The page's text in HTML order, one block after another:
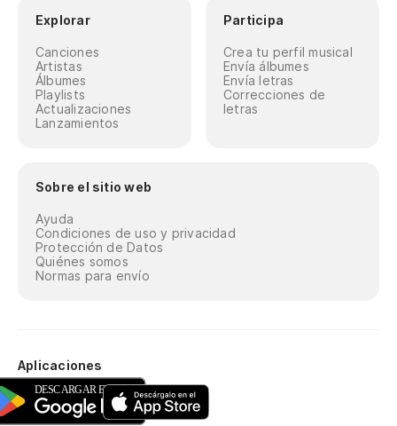
Explorar
Canciones
Artistas
Álbumes
Playlists
Actualizaciones
Lanzamientos
Participa
Crea tu perfil musical
Envía álbumes
Envía letras
Correcciones de
letras
Sobre el sitio web
Ayuda
Condiciones de uso y privacidad
Protección de Datos
Quiénes somos
Normas para envío
Aplicaciones